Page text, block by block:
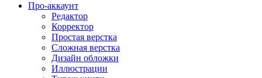
Про-аккаунт
Редактор
Корректор
Простая верстка
Сложная верстка
Дизайн обложки
Иллюстрации